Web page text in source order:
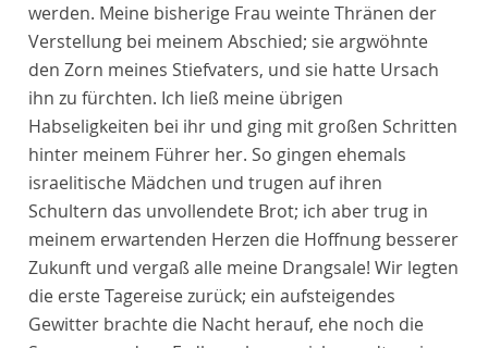
werden. Meine bisherige Frau weinte Thränen der
Verstellung bei meinem Abschied; sie argwöhnte
den Zorn meines Stiefvaters, und sie hatte Ursach
ihn zu fürchten. Ich ließ meine übrigen
Habseligkeiten bei ihr und ging mit großen Schritten
hinter meinem Führer her. So gingen ehemals
israelitische Mädchen und trugen auf ihren
Schultern das unvollendete Brot; ich aber trug in
meinem erwartenden Herzen die Hoffnung besserer
Zukunft und vergaß alle meine Drangsale! Wir legten
die erste Tagereise zurück; ein aufsteigendes
Gewitter brachte die Nacht herauf, ehe noch die